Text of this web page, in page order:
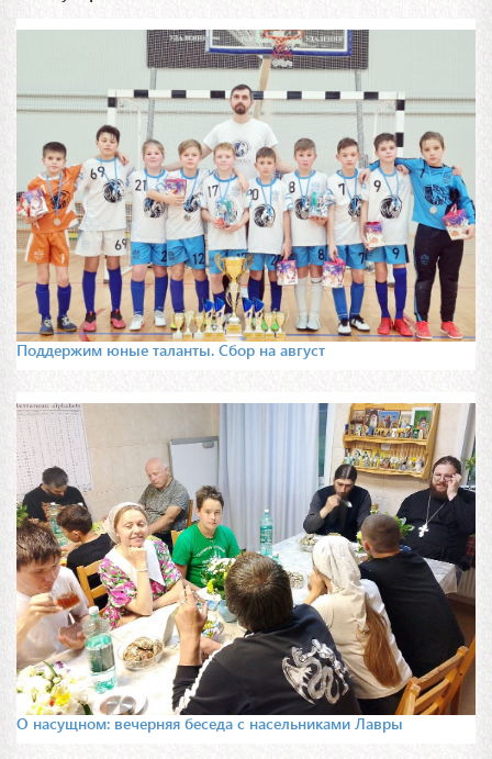
Поддержим юные таланты. Сбор на август
О насущном: вечерняя беседа с насельниками Лавры